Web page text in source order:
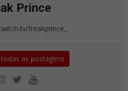
Prince
freakprince_
as postagens